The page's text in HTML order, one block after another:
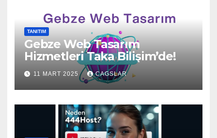
TANITIM
Gebze Web Tasarım
Hizmetleri Taka Bilişim’de!
11 MART 2025 CAGSLAR